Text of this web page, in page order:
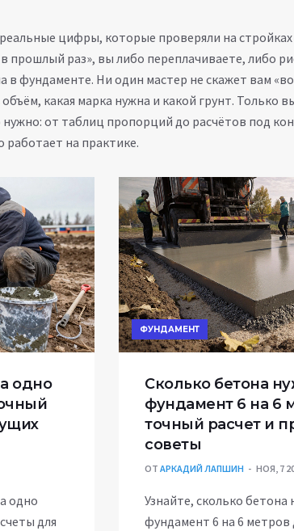
цифры, которые проверяли на стройках
прошлый раз», вы либо переплачиваете, либо
в фундаменте. Ни один мастер не скажет вам
какая марка нужна и какой грунт. Только
от таблиц пропорций до расчётов под
работает на практике.
одно
одно
для
ФУНДАМЕНТ
Сколько бетона
фундамент 6 на 6
точный расчет и
советы
ОТ АРКАДИЙ ЛАПШИН НОЯ, 7
Узнайте, сколько бетона
фундамент 6 на 6 метров